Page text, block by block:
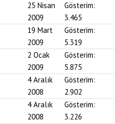
25 Nisan
2009
Gösterim:
3.465
19 Mart
2009
Gösterim:
5.319
2 Ocak
2009
Gösterim:
5.875
4 Aralık
2008
Gösterim:
2.902
4 Aralık
2008
Gösterim:
3.226